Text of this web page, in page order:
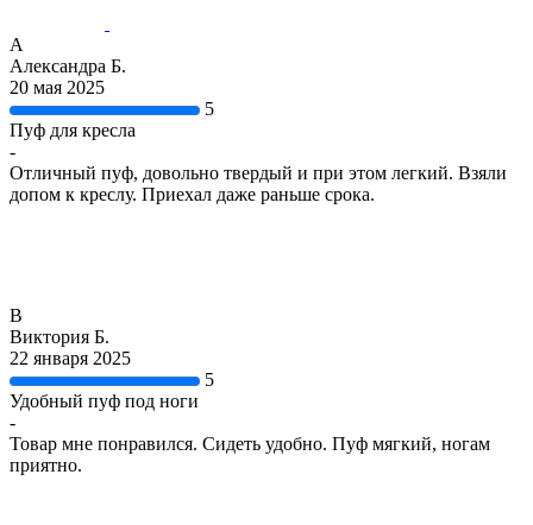
А
Александра Б.
20 мая 2025
5
Пуф для кресла
-
Отличный пуф, довольно твердый и при этом легкий. Взяли
допом к креслу. Приехал даже раньше срока.
В
Виктория Б.
22 января 2025
5
Удобный пуф под ноги
-
Товар мне понравился. Сидеть удобно. Пуф мягкий, ногам
приятно.